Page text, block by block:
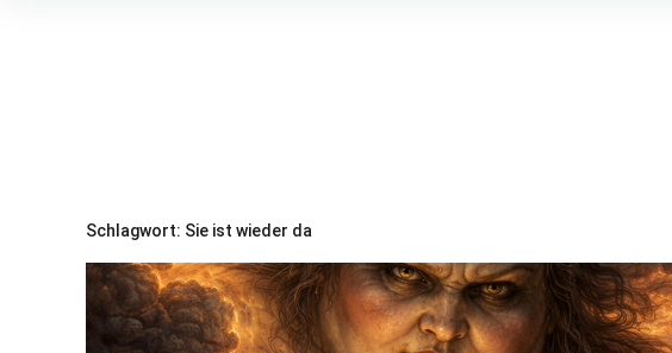
Schlagwort: Sie ist wieder da